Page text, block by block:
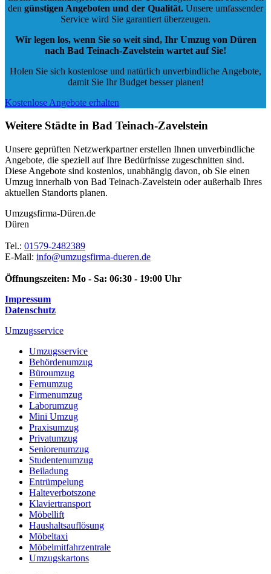
den günstigen Angeboten und der Qualität. Unsere umfassender
Service wird Sie garantiert überzeugen.
Wir legen los, wenn Sie so weit sind, Ihr Umzug von Düren
nach Bad Teinach-Zavelstein wartet auf Sie!
Holen Sie sich kostenlose und natürlich unverbindliche Angebote,
damit Sie Ihr Budget besser planen!
Kostenlose Angebote erhalten
Weitere Städte in Bad Teinach-Zavelstein
Unsere geprüften Netzwerkpartner erstellen Ihnen unverbindliche
Angebote, die speziell auf Ihre Bedürfnisse zugeschnitten sind.
Diese Angebote sind kostenlos, unabhängig davon, ob Sie einen
Umzug innerhalb von Bad Teinach-Zavelstein oder außerhalb Ihres
aktuellen Standorts planen.
Umzugsfirma-Düren.de
Düren
Tel.: 01579-2482389
E-Mail: info@umzugsfirma-dueren.de
Öffnungszeiten: Mo - Sa: 06:30 - 19:00 Uhr
Impressum
Datenschutz
Umzugsservice
Umzugsservice
Behördenumzug
Büroumzug
Fernumzug
Firmenumzug
Laborumzug
Mini Umzug
Praxisumzug
Privatumzug
Seniorenumzug
Studentenumzug
Beiladung
Entrümpelung
Halteverbotszone
Klaviertransport
Möbellift
Haushaltsauflösung
Möbeltaxi
Möbelmitfahrzentrale
Umzugskartons